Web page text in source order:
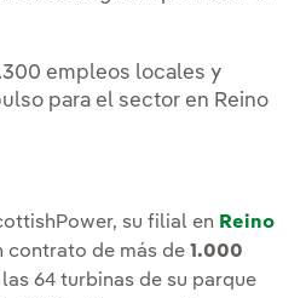
empleos locales y
para el sector en Reino
su filial en Reino
contrato de más de 1.000
64 turbinas de su parque